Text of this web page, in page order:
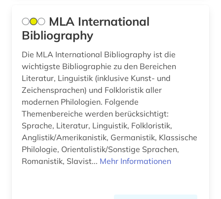
MLA International
Bibliography
Die MLA International Bibliography ist die
wichtigste Bibliographie zu den Bereichen
Literatur, Linguistik (inklusive Kunst- und
Zeichensprachen) und Folkloristik aller
modernen Philologien. Folgende
Themenbereiche werden berücksichtigt:
Sprache, Literatur, Linguistik, Folkloristik,
Anglistik/Amerikanistik, Germanistik, Klassische
Philologie, Orientalistik/Sonstige Sprachen,
Romanistik, Slavist... Mehr Informationen